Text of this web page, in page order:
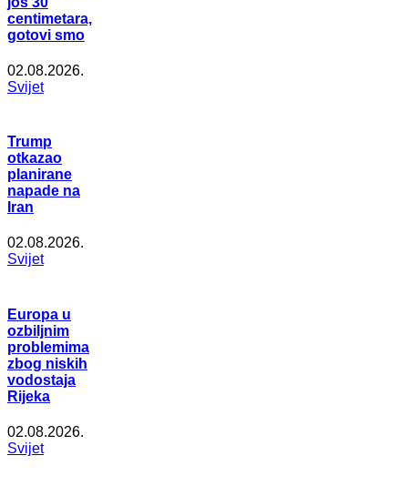
centimetara,
gotovi smo
02.08.2026.
Svijet
Trump
otkazao
planirane
napade na
Iran
02.08.2026.
Svijet
Europa u
ozbiljnim
problemima
zbog niskih
vodostaja
Rijeka
02.08.2026.
Svijet